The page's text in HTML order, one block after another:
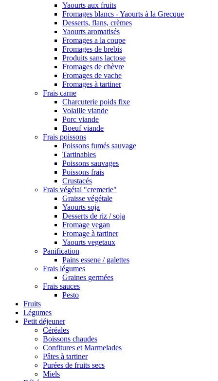
Yaourts aux fruits
Fromages blancs - Yaourts à la Grecque
Desserts, flans, crèmes
Yaourts aromatisés
Fromages a la coupe
Fromages de brebis
Produits sans lactose
Fromages de chèvre
Fromages de vache
Fromages à tartiner
Frais carne
Charcuterie poids fixe
Volaille viande
Porc viande
Boeuf viande
Frais poissons
Poissons fumés sauvage
Tartinables
Poissons sauvages
Poissons frais
Crustacés
Frais végétal "cremerie"
Graisse végétale
Yaourts soja
Desserts de riz / soja
Fromage vegan
Fromage à tartiner
Yaourts vegetaux
Panification
Pains essene / galettes
Frais légumes
Graines germées
Frais sauces
Pesto
Fruits
Légumes
Petit déjeuner
Céréales
Boissons chaudes
Confitures et Marmelades
Pâtes à tartiner
Purées de fruits secs
Miels